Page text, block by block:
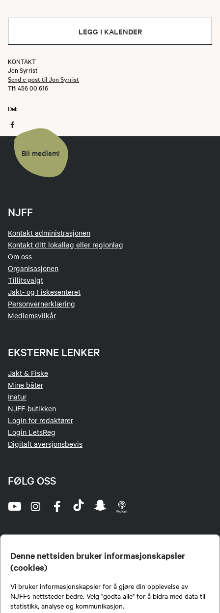
Denne nettsiden bruker informasjonskapsler
(cookies)
Vi bruker informasjonskapsler for å gjøre din opplevelse av
NJFFs nettsteder bedre. Velg "godta alle" for å bidra med data til
statistikk, analyse og kommunikasjon.
LEGG I KALENDER
KONTAKT
Jon Syrrist
Send e-post til Jon Syrrist
Tlf: 456 00 616
Del:
Bli medlem!
NJFF
Kontakt administrasjonen
Kontakt ditt lokallag eller regionlag
Om oss
Organisasjonen
Tillitsvalgt
Jakt- og Fiskesenteret
Personvernerklæring
Medlemsvilkår
EKSTERNE LENKER
Jakt & Fiske
Mine båter
Inatur
NJFF-butikken
Login for redaktører
Login LetsReg
Digitalt aversjonsbevis
FØLG OSS
jegere og sportsfiskere og et av de viktigste miljøene for formidling av kunnskap om jakt og
fiske i Norge. Vi er en partipolitisk nøytral organisasjon, men har et sterkt jakt-, fiske-, og
naturpolitisk engasjement i mange saker.